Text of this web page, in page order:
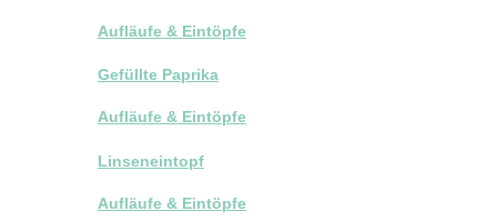
Aufläufe & Eintöpfe
Gefüllte Paprika
Aufläufe & Eintöpfe
Linseneintopf
Aufläufe & Eintöpfe